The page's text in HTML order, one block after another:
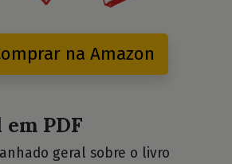
na Amazon
PDF
geral sobre o livro